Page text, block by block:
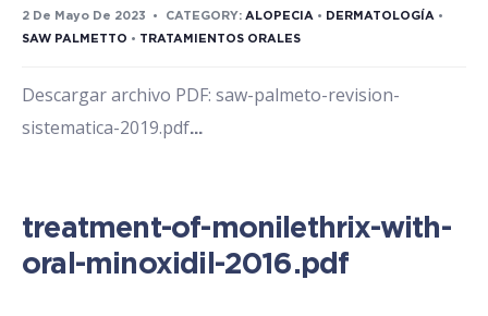
2 De Mayo De 2023 • CATEGORY: ALOPECIA • DERMATOLOGÍA •
SAW PALMETTO • TRATAMIENTOS ORALES
Descargar archivo PDF: saw-palmeto-revision-
sistematica-2019.pdf...
treatment-of-monilethrix-with-
oral-minoxidil-2016.pdf